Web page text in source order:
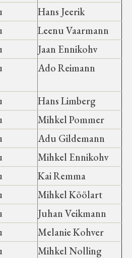
Hans Jeerik
Leenu Vaarmann
Jaan Ennikohv
Ado Reimann
Hans Limberg
Mihkel Pommer
Adu Gildemann
Mihkel Ennikohv
Kai Remma
Mihkel Köölart
Juhan Veikmann
Melanie Kohver
Mihkel Nolling